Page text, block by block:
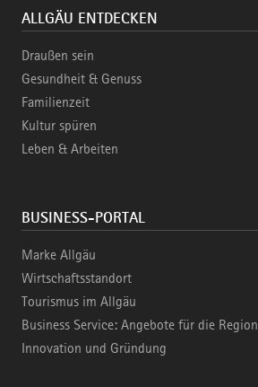
ALLGÄU ENTDECKEN
Draußen sein
Gesundheit & Genuss
Familienzeit
Kultur spüren
Leben & Arbeiten
BUSINESS-PORTAL
Marke Allgäu
Wirtschaftsstandort
Tourismus im Allgäu
Business Service: Angebote für die Region
Innovation und Gründung